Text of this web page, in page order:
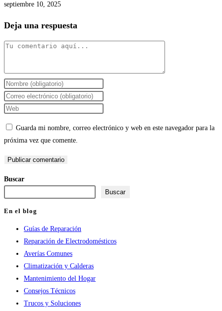
septiembre 10, 2025
Deja una respuesta
Comentario
Introduce
tu
nombre
de
usuario
comentar
Introduce
tu
correo
electrónico
comentar
Introduce
de
tu
(opcional)
Guarda mi nombre, correo electrónico y web en este navegador para la
próxima vez que comente.
Buscar
Buscar
En el blog
Guías de Reparación
Reparación de Electrodomésticos
Averías Comunes
Climatización y Calderas
Mantenimiento del Hogar
Consejos Técnicos
Trucos y Soluciones